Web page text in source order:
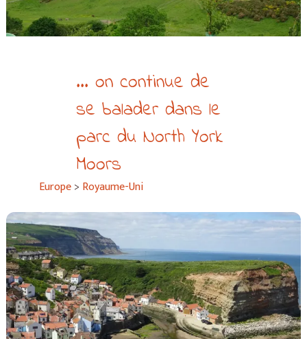
... on continue de
se balader dans le
parc du North York
Moors
Europe> Royaume-Uni